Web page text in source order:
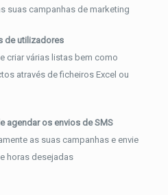
suas campanhas de marketing
de utilizadores
criar várias listas bem como
através de ficheiros Excel ou
agendar os envios de SMS
as suas campanhas e envie
horas desejadas